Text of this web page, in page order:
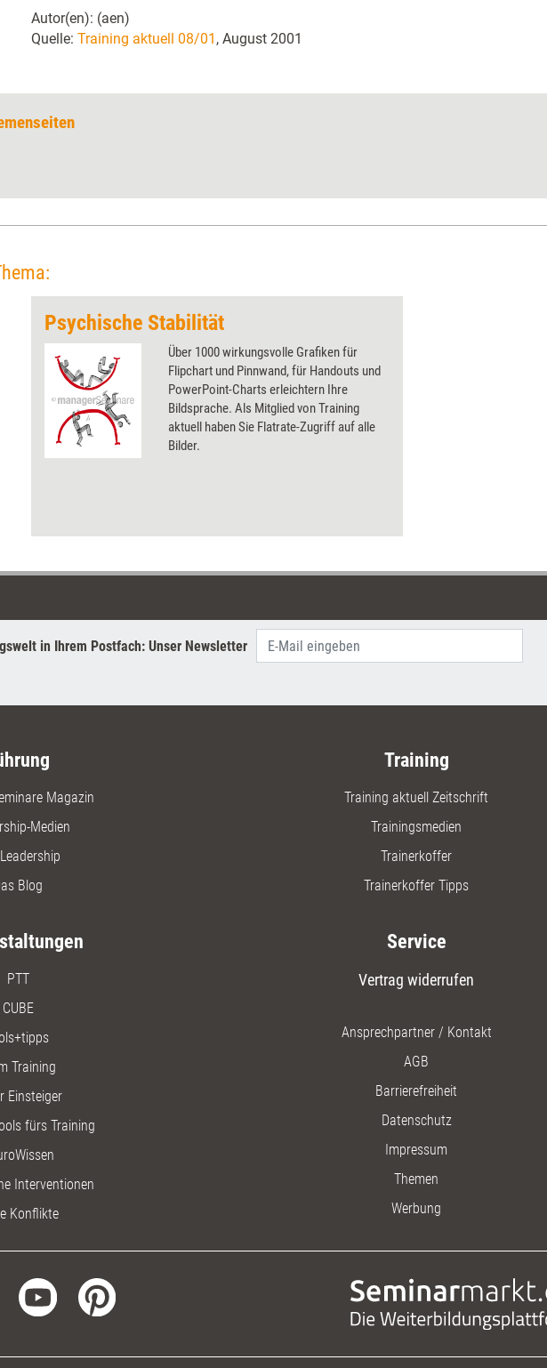
Autor(en): (aen)
Quelle: Training aktuell 08/01 , August 2001
Psychische Stabilität
Über 1000 wirkungsvolle Grafiken für
Flipchart und Pinnwand, für Handouts und
PowerPoint-Charts erleichtern Ihre
Bildsprache. Als Mitglied von Training
aktuell haben Sie Flatrate-Zugriff auf alle
Bilder.
in Ihrem Postfach: Unser Newsletter
Magazin
Medien
Blog
Training
Training aktuell Zeitschrift
Trainingsmedien
Trainerkoffer
Trainerkoffer Tipps
PTT
CUBE
Training
Einsteiger
fürs Training
Interventionen
Konflikte
Service
Vertrag widerrufen
Ansprechpartner / Kontakt
AGB
Barrierefreiheit
Datenschutz
Impressum
Themen
Werbung